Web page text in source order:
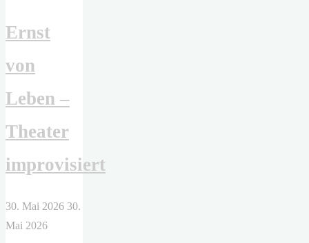
Ernst
von
Leben –
Theater
improvisiert
30. Mai 2026 30.
Mai 2026